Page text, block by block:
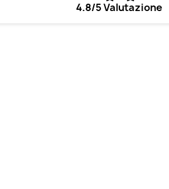
4.8/5 Valutazione